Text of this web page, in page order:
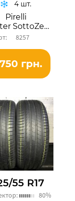
Pirelli
Winter SottoZero 3
8257
4 шт.
грн.
55 R17
80%